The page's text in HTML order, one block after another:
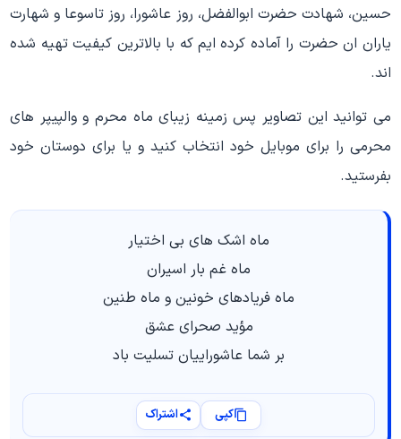
حسین، شهادت حضرت ابوالفضل، روز عاشورا، روز تاسوعا و شهارت
یاران ان حضرت را آماده کرده ایم که با بالاترین کیفیت تهیه شده
اند.
می توانید این تصاویر پس زمینه زیبای ماه محرم و والپیپر های
محرمی را برای موبایل خود انتخاب کنید و یا برای دوستان خود
بفرستید.
ماه اشک های بی اختیار
ماه غم بار اسیران
ماه فریادهای خونین و ماه طنین
مؤید صحرای عشق
بر شما عاشوراییان تسلیت باد
کپی اشتراک